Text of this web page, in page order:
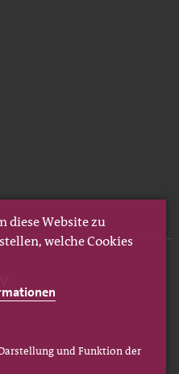
diese Website zu
welche Cookies
und Funktion der